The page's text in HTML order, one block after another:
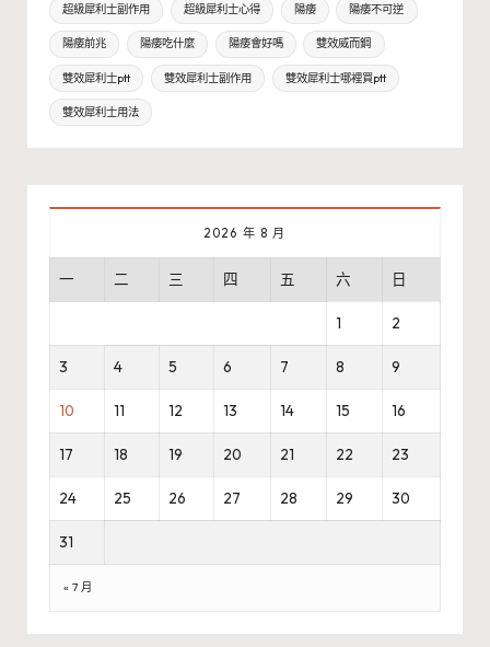
超級犀利士副作用 超級犀利士心得 陽痿 陽痿不可逆
陽痿前兆 陽痿吃什麼 陽痿會好嗎 雙效威而鋼
雙效犀利士ptt 雙效犀利士副作用 雙效犀利士哪裡買ptt
雙效犀利士用法
2026 年 8 月
一 二 三 四 五 六 日
1 2
3 4 5 6 7 8 9
10 11 12 13 14 15 16
17 18 19 20 21 22 23
24 25 26 27 28 29 30
31
« 7 月